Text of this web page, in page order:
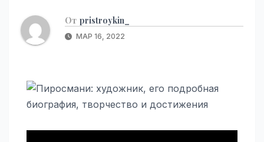
От pristroykin_
МАР 16, 2022